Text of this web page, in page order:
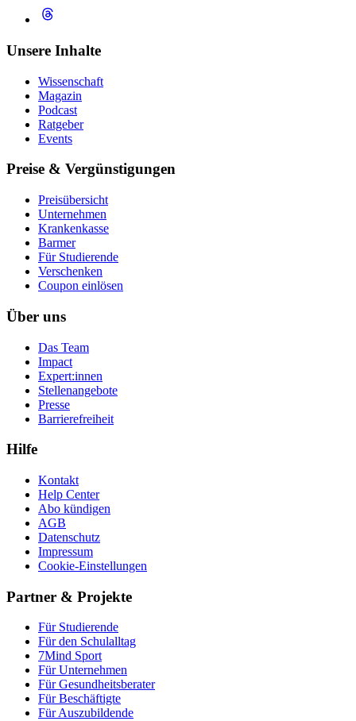
Unsere Inhalte
Wissenschaft
Magazin
Podcast
Ratgeber
Events
Preise & Vergünstigungen
Preisübersicht
Unternehmen
Krankenkasse
Barmer
Für Studierende
Ver­schen­ken
Coupon einlösen
Über uns
Das Team
Impact
Expert:innen
Stellenangebote
Presse
Barrierefreiheit
Hilfe
Kontakt
Help Center
Abo kündigen
AGB
Datenschutz
Impressum
Cookie-Einstellungen
Partner & Projekte
Für Stu­die­rende
Für den Schulalltag
7Mind Sport
Für Unter­neh­men
Für Gesund­heits­be­ra­ter
Für Beschäftigte
Für Auszubildende